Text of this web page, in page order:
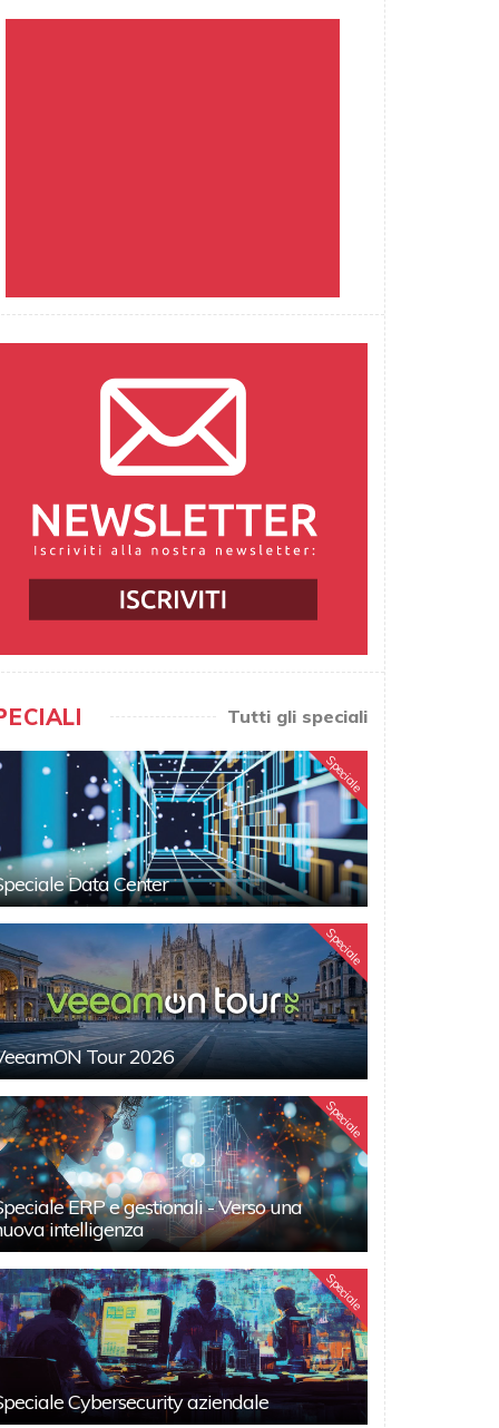
Tutti gli speciali
Speciale
Data Center
Speciale
Tour 2026
Speciale
ERP e gestionali - Verso una
intelligenza
Speciale
Cybersecurity aziendale